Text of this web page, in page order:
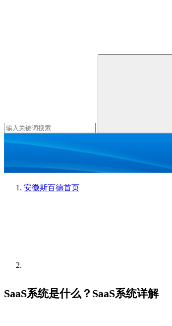
安徽斯百德首页
SaaS系统是什么？SaaS系统详解